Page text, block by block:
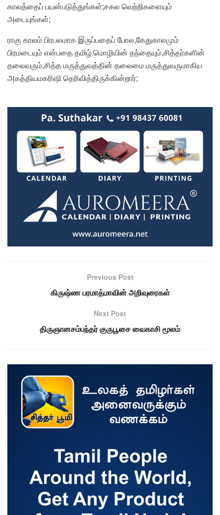
காலத்தைப் பயன்படுத்துங்கள்;சகல வெற்றிகளையும்
அடையுங்கள்;
ராகு காலம் பிரபலமாக இருப்பதைப் போல,கேதுகாலமும்
பிரமடையும் என்பதை தமிழ் மொழியின் தந்தையும்,சித்தர்களின்
தலைவரும்,சித்த மருத்துவத்தின் தலைமை மருத்துவருமாகிய
அகத்தியமகரிஷி தெரிவித்திருக்கின்றார்;
Previous Post
கிருஷ்ண பரமாத்மாவின் அறிவுரைகள்
Next Post
திருஞானசம்பந்தர் குருபூசை வைகாசி மூலம்